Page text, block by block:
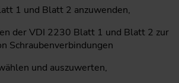
1 und Blatt 2 anzuwenden,
der VDI 2230 Blatt 1 und Blatt 2 zur
Schraubenverbindungen
und auszuwerten,